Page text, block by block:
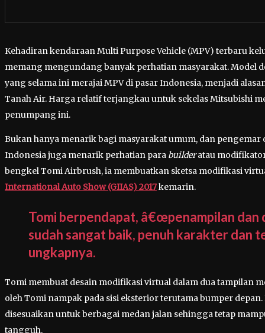
Kehadiran kendaraan Multi Purpose Vehicle (MPV) terbaru
memang mengundang banyak perhatian masyarakat. Model
yang selama ini merajai MPV di pasar Indonesia, menjadi
Tanah Air. Harga relatif terjangkau untuk sekelas Mitsubishi
penumpang ini.
Bukan hanya menarik bagi masyarakat umum, dan
Indonesia juga menarik perhatian para builderatau
bengkel Tomi Airbrush, ia membuatkan sketsa modifikasi
International Auto Show (GIIAS) 2017kemarin.
Tomi berpendapat, â€œpenampilan dan
sudah sangat baik, penuh karakter dan
ungkapnya.
Tomi membuat desain modifikasi virtual dalam dua tampilan
oleh Tomi nampak pada sisi eksterior terutama bumper
disesuaikan untuk berbagai medan jalan sehingga tetap
tangguh.